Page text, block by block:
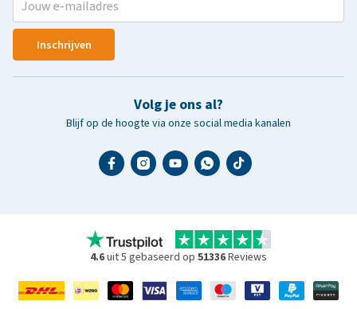
Inschrijven
Volg je ons al?
Blijf op de hoogte via onze social media kanalen
4.6uit 5 gebaseerd op 51336Reviews